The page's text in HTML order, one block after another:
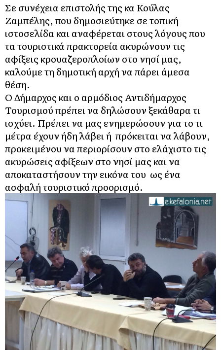
Σε συνέχεια επιστολής της κα Κούλας
Ζαμπέλης, που δημοσιεύτηκε σε τοπική
ιστοσελίδα και αναφέρεται στους λόγους που
τα τουριστικά πρακτορεία ακυρώνουν τις
αφίξεις κρουαζεροπλοίων στο νησί μας,
καλούμε τη δημοτική αρχή να πάρει άμεσα
θέση.
Ο Δήμαρχος και ο αρμόδιος Αντιδήμαρχος
Τουρισμού πρέπει να δηλώσουν ξεκάθαρα τι
ισχύει. Πρέπει να μας ενημερώσουν για το τι
μέτρα έχουν ήδη λάβει ή πρόκειται να λάβουν,
προκειμένου να περιορίσουν στο ελάχιστο τις
ακυρώσεις αφίξεων στο νησί μας και να
αποκαταστήσουν την εικόνα του ως ένα
ασφαλή τουριστικό προορισμό.